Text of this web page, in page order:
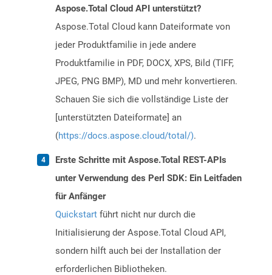
Aspose.Total Cloud API unterstützt?
Aspose.Total Cloud kann Dateiformate von
jeder Produktfamilie in jede andere
Produktfamilie in PDF, DOCX, XPS, Bild (TIFF,
JPEG, PNG BMP), MD und mehr konvertieren.
Schauen Sie sich die vollständige Liste der
[unterstützten Dateiformate] an
(https://docs.aspose.cloud/total/).
Erste Schritte mit Aspose.Total REST-APIs
unter Verwendung des Perl SDK: Ein Leitfaden
für Anfänger
Quickstart führt nicht nur durch die
Initialisierung der Aspose.Total Cloud API,
sondern hilft auch bei der Installation der
erforderlichen Bibliotheken.